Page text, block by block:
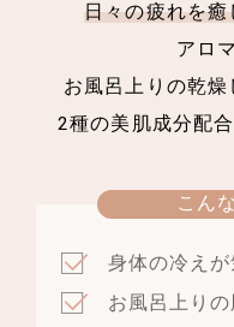
日々の疲れを
アロ
お風呂上りの乾
2種の美肌成分配
こん
身体の冷え
お風呂上り